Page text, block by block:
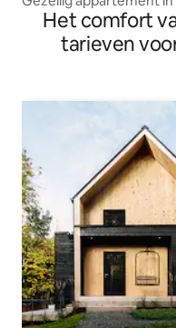
Uherské Hradiště
Het comfort
tarieven